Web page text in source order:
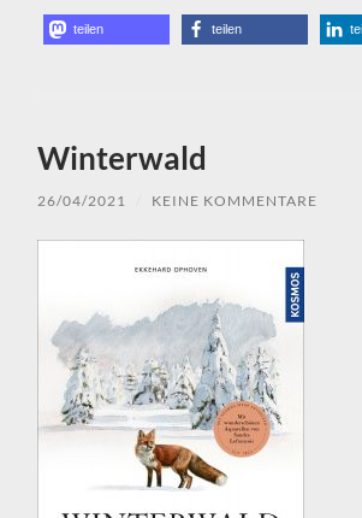
teilen teilen
Winterwald
26/04/2021 KEINE KOMMENTARE